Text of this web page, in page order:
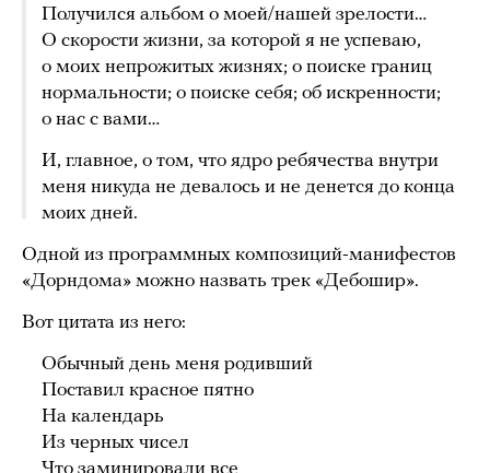
Получился альбом о моей/нашей зрелости…
О скорости жизни, за которой я не успеваю,
о моих непрожитых жизнях; о поиске границ
нормальности; о поиске себя; об искренности;
о нас с вами…
И, главное, о том, что ядро ребячества внутри
меня никуда не девалось и не денется до конца
моих дней.
Одной из программных композиций-манифестов
«Дорндома» можно назвать трек «Дебошир».
Вот цитата из него:
Обычный день меня родивший
Поставил красное пятно
На календарь
Из черных чисел
Что заминировали все